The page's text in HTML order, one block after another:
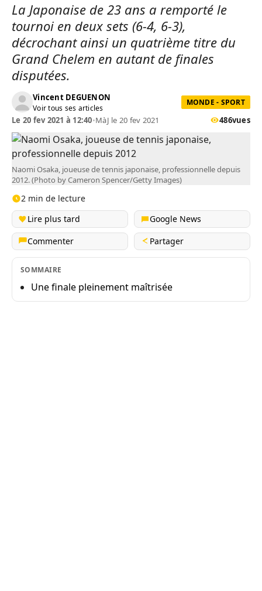
La Japonaise de 23 ans a remporté le
tournoi en deux sets (6-4, 6-3),
décrochant ainsi un quatrième titre du
Grand Chelem en autant de finales
disputées.
Vincent DEGUENON
Voir tous ses articles
MONDE - SPORT
Le 20 fev 2021 à 12:40•MàJ le 20 fev 2021 486vues
Naomi Osaka, joueuse de tennis japonaise, professionnelle depuis
2012. (Photo by Cameron Spencer/Getty Images)
2 min de lecture
Lire plus tard
Google News
Commenter
Partager
SOMMAIRE
Une finale pleinement maîtrisée